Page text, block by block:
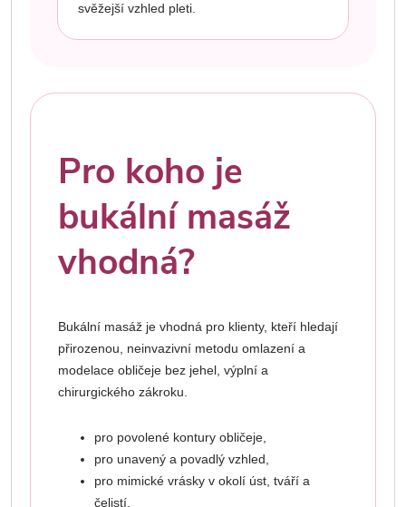
svěžejší vzhled pleti.
Pro koho je
bukální masáž
vhodná?
Bukální masáž je vhodná pro klienty, kteří hledají
přirozenou, neinvazivní metodu omlazení a
modelace obličeje bez jehel, výplní a
chirurgického zákroku.
pro povolené kontury obličeje,
pro unavený a povadlý vzhled,
pro mimické vrásky v okolí úst, tváří a
čelistí,